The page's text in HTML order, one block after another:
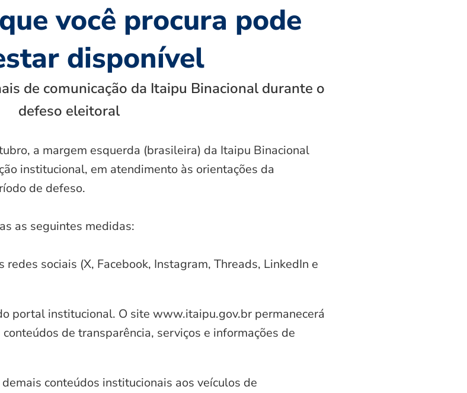
você procura pode
disponível
de comunicação da Itaipu Binacional durante o
defeso eleitoral
a margem esquerda (brasileira) da Itaipu Binacional
institucional, em atendimento às orientações da
de defeso.
as seguintes medidas:
sociais (X, Facebook, Instagram, Threads, LinkedIn e
portal institucional. O site www.itaipu.gov.br permanecerá
de transparência, serviços e informações de
conteúdos institucionais aos veículos de